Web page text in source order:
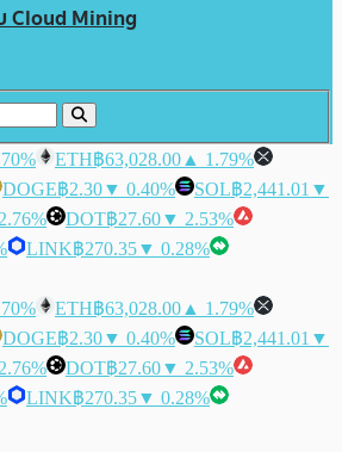
Cloud Mining
ETH฿63,028.00 ▲ 1.79%
DOGE฿2.30▼ 0.40% SOL฿2,441.01 ▼
DOT฿27.60▼ 2.53%
LINK฿270.35▼ 0.28%
ETH฿63,028.00 ▲ 1.79%
DOGE฿2.30▼ 0.40% SOL฿2,441.01 ▼
DOT฿27.60▼ 2.53%
LINK฿270.35▼ 0.28%